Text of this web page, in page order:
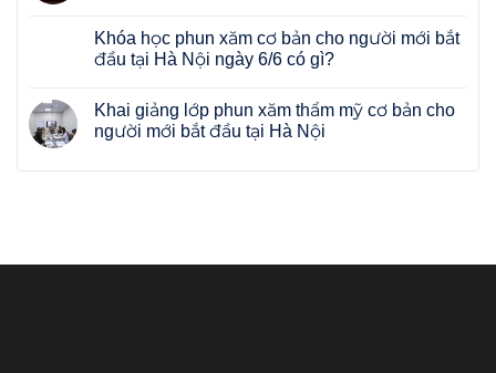
Khóa học phun xăm cơ bản cho người mới bắt
đầu tại Hà Nội ngày 6/6 có gì?
Khai giảng lớp phun xăm thẩm mỹ cơ bản cho
người mới bắt đầu tại Hà Nội